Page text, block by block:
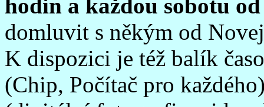
hodin a každou sobotu
domluvit s někým od
K dispozici je též balík
(Chip, Počítač pro